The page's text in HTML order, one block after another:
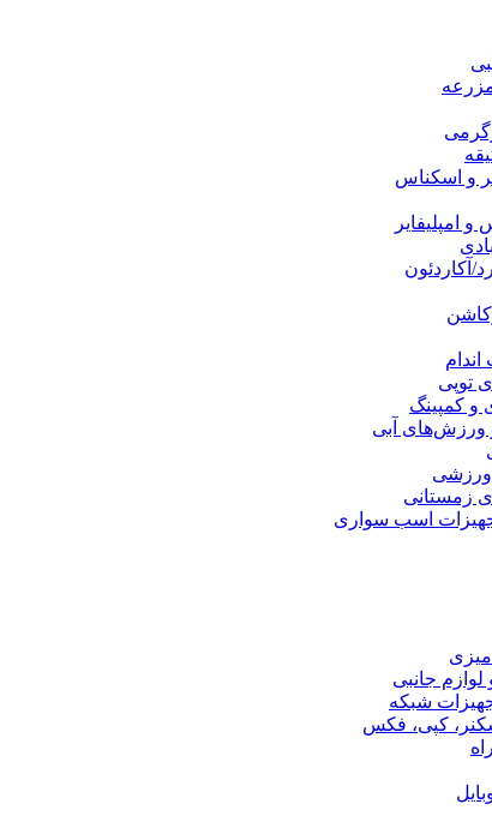
و اسکناس
و امپلیفایر
آکاردئون
توپی
و کمپینگ
ورزش‌های آبی
ورزشی
زمستانی
اسب سواری
میزی
جانبی
شبکه
کپی، فکس